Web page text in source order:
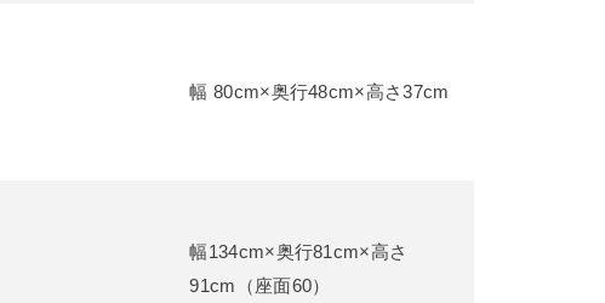
幅 80cm×奥行48cm×高さ37cm
幅134cm×奥行81cm×高さ
91cm（座面60）